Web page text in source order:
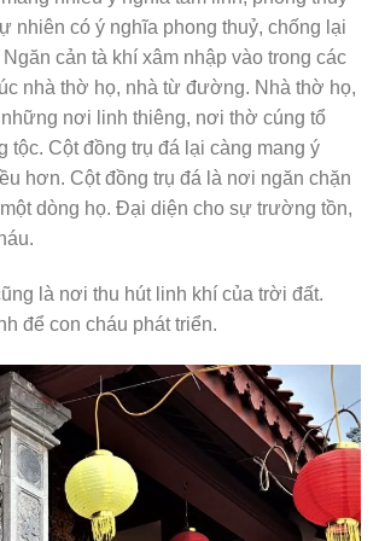
nhiên có ý nghĩa phong thuỷ, chống lại
cản tà khí xâm nhập vào trong các
nhà thờ họ, nhà từ đường. Nhà thờ họ,
nơi linh thiêng, nơi thờ cúng tổ
tộc. Cột đồng trụ đá lại càng mang ý
hơn. Cột đồng trụ đá là nơi ngăn chặn
dòng họ. Đại diện cho sự trường tồn,
là nơi thu hút linh khí của trời đất.
để con cháu phát triển.